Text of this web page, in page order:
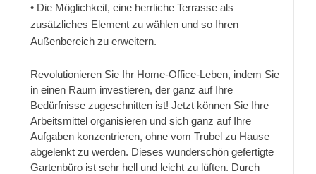
• Die Möglichkeit, eine herrliche Terrasse als
zusätzliches Element zu wählen und so Ihren
Außenbereich zu erweitern.
Revolutionieren Sie Ihr Home-Office-Leben, indem Sie
in einen Raum investieren, der ganz auf Ihre
Bedürfnisse zugeschnitten ist! Jetzt können Sie Ihre
Arbeitsmittel organisieren und sich ganz auf Ihre
Aufgaben konzentrieren, ohne vom Trubel zu Hause
abgelenkt zu werden. Dieses wunderschön gefertigte
Gartenbüro ist sehr hell und leicht zu lüften. Durch